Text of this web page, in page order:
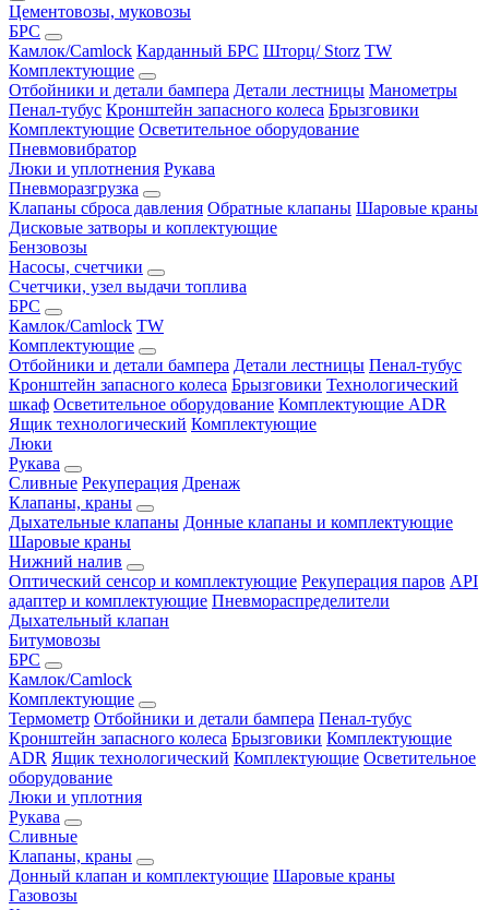
Цементовозы, муковозы
БРС
Камлок/Camlock Карданный БРС Шторц/ Storz TW
Комплектующие
Отбойники и детали бампера Детали лестницы Манометры
Пенал-тубус Кронштейн запасного колеса Брызговики
Комплектующие Осветительное оборудование
Пневмовибратор
Люки и уплотнения Рукава
Пневморазгрузка
Клапаны сброса давления Обратные клапаны Шаровые краны
Дисковые затворы и коплектующие
Бензовозы
Насосы, счетчики
Счетчики, узел выдачи топлива
БРС
Камлок/Camlock TW
Комплектующие
Отбойники и детали бампера Детали лестницы Пенал-тубус
Кронштейн запасного колеса Брызговики Технологический
шкаф Осветительное оборудование Комплектующие ADR
Ящик технологический Комплектующие
Люки
Рукава
Сливные Рекуперация Дренаж
Клапаны, краны
Дыхательные клапаны Донные клапаны и комплектующие
Шаровые краны
Нижний налив
Оптический сенсор и комплектующие Рекуперация паров API
адаптер и комплектующие Пневмораспределители
Дыхательный клапан
Битумовозы
БРС
Камлок/Camlock
Комплектующие
Термометр Отбойники и детали бампера Пенал-тубус
Кронштейн запасного колеса Брызговики Комплектующие
ADR Ящик технологический Комплектующие Осветительное
оборудование
Люки и уплотния
Рукава
Сливные
Клапаны, краны
Донный клапан и комплектующие Шаровые краны
Газовозы